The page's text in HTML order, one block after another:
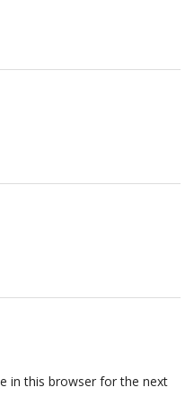
in this browser for the next